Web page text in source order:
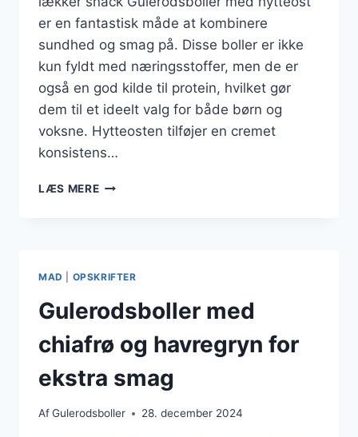
er en fantastisk måde at kombinere
sundhed og smag på. Disse boller er ikke
kun fyldt med næringsstoffer, men de er
også en god kilde til protein, hvilket gør
dem til et ideelt valg for både børn og
voksne. Hytteosten tilføjer en cremet
konsistens…
LÆS MEREGULERODSBOLLER
MAD OPSKRIFTER
Gulerodsboller med
chiafrø og havregryn for
ekstra smag
AfGulerodsboller 28. december 2024